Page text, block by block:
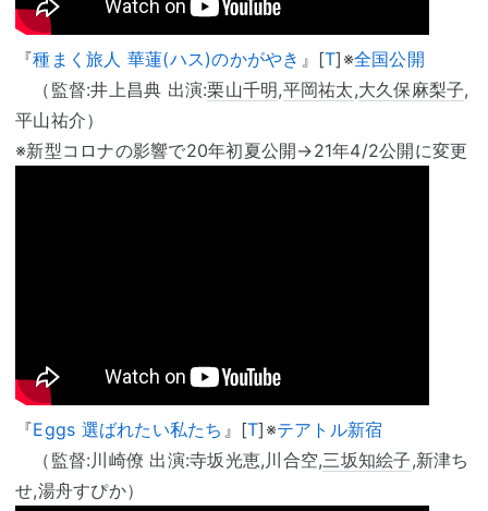
『種まく旅人 華蓮(ハス)のかがやき 』[T]※全国公開
（監督:井上昌典 出演:栗山千明,平岡祐太,大久保麻梨子,
平山祐介）
※新型コロナの影響で20年初夏公開→21年4/2公開に変更
『Eggs 選ばれたい私たち 』[T]※テアトル新宿
（監督:川崎僚 出演:寺坂光恵,川合空,三坂知絵子,新津ち
せ,湯舟すぴか）